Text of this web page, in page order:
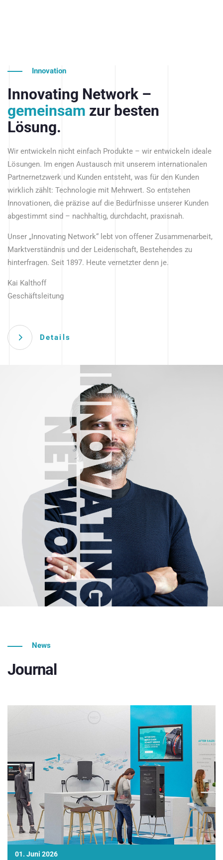
Innovation
Innovating Network –
gemeinsam zur besten
Lösung.
Wir entwickeln nicht einfach Produkte – wir entwickeln ideale
Lösungen. Im engen Austausch mit unserem internationalen
Partnernetzwerk und Kunden entsteht, was für den Kunden
wirklich zählt: Technologie mit Mehrwert. So entstehen
Innovationen, die präzise auf die Bedürfnisse unserer Kunden
abgestimmt sind – nachhaltig, durchdacht, praxisnah.
Unser „Innovating Network“ lebt von offener Zusammenarbeit,
Marktverständnis und der Leidenschaft, Bestehendes zu
hinterfragen. Seit 1897. Heute vernetzter denn je.
Kai Kalthoff
Geschäftsleitung
Details
News
Journal
01. Juni 2026